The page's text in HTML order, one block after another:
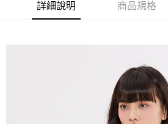
宅配(本島)
每筆NT$130，滿NT$1,000(含以上)免運費
詳細說明 商品規格